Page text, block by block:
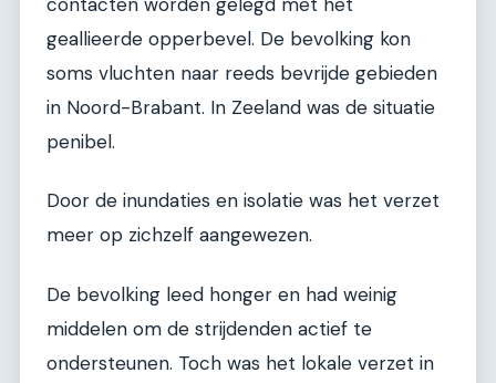
geallieerde opperbevel. De bevolking kon
soms vluchten naar reeds bevrijde gebieden
in Noord-Brabant. In Zeeland was de situatie
penibel.
Door de inundaties en isolatie was het verzet
meer op zichzelf aangewezen.
De bevolking leed honger en had weinig
middelen om de strijdenden actief te
ondersteunen. Toch was het lokale verzet in